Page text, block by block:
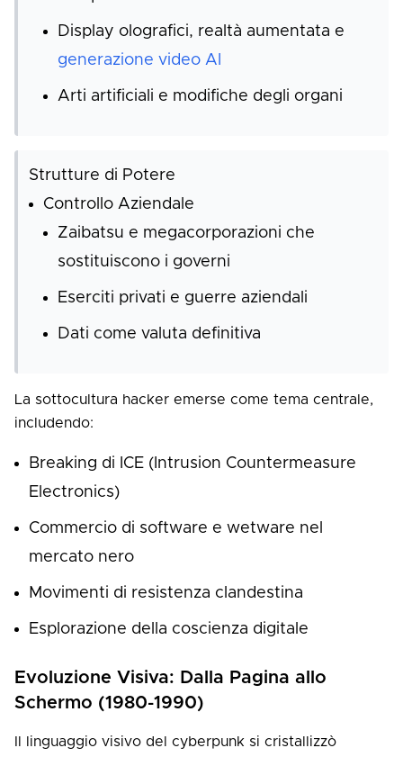
Display olografici, realtà aumentata e
generazione video AI
Arti artificiali e modifiche degli organi
Strutture di Potere
Controllo Aziendale
Zaibatsu e megacorporazioni che
sostituiscono i governi
Eserciti privati e guerre aziendali
Dati come valuta definitiva
La sottocultura hacker emerse come tema centrale,
includendo:
Breaking di ICE (Intrusion Countermeasure
Electronics)
Commercio di software e wetware nel
mercato nero
Movimenti di resistenza clandestina
Esplorazione della coscienza digitale
Evoluzione Visiva: Dalla Pagina allo
Schermo (1980-1990)
Il linguaggio visivo del cyberpunk si cristallizzò